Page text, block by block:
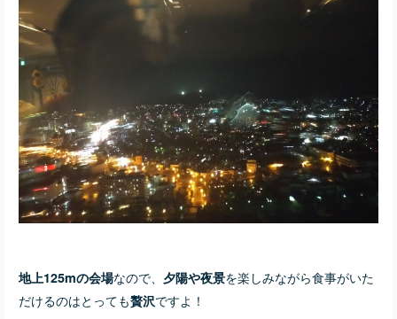
地上125mの会場なので、 夕陽や夜景を楽しみながら食事がいた
だけるのはとっても贅沢ですよ！